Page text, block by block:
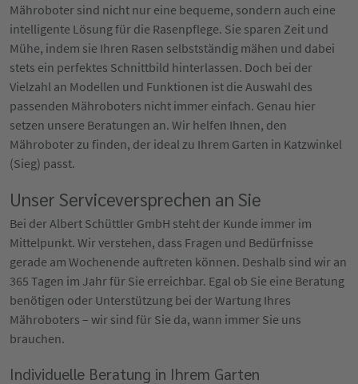
Mähroboter sind nicht nur eine bequeme, sondern auch eine
intelligente Lösung für die Rasenpflege. Sie sparen Zeit und
Mühe, indem sie Ihren Rasen selbstständig mähen und dabei
stets ein perfektes Schnittbild hinterlassen. Doch bei der
Vielzahl an Modellen und Funktionen ist die Auswahl des
passenden Mähroboters nicht immer einfach. Genau hier
setzen unsere Beratungen an. Wir helfen Ihnen, den
Mähroboter zu finden, der ideal zu Ihrem Garten in Katzwinkel
(Sieg) passt.
Unser Serviceversprechen an Sie
Bei der Albert Schüttler GmbH steht der Kunde immer im
Mittelpunkt. Wir verstehen, dass Fragen und Bedürfnisse
gerade am Wochenende auftreten können. Deshalb sind wir an
365 Tagen im Jahr für Sie erreichbar. Egal ob Sie eine Beratung
benötigen oder Unterstützung bei der Wartung Ihres
Mähroboters – wir sind für Sie da, wann immer Sie uns
brauchen.
Individuelle Beratung in Ihrem Garten